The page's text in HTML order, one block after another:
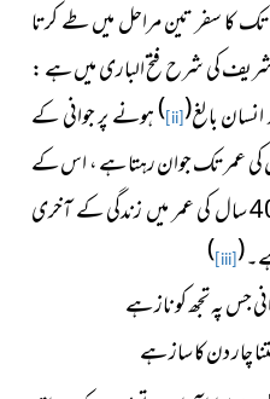
کا سفر تین مراحل میں طے کرتا
شریف کی شرح فتحُ الباری میں ہے :
بالغ(
[ii]
)ہونے پر جوانی کے
ہوجاتا ہے اور 30 سال کی عمر تک جوان رہتا ہے ، اس کے
بعد جوانی ڈھلنا شروع ہوتی ہے اور40 سال کی عمر میں زندگی کے آخری
(
[iii]
)
جس پہ تجھ کو ناز ہے
چار دن کا ساز ہے